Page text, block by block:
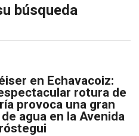
búsqueda
en Echavacoiz:
rotura de
provoca una gran
agua en la Avenida